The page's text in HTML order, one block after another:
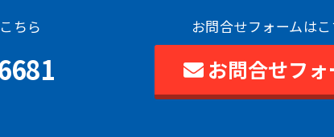
ちら お問合せフォームはこ
お問合せフォ